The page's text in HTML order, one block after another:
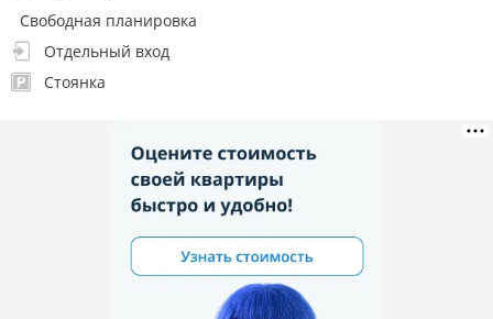
Свободная планировка
Отдельный вход
Стоянка